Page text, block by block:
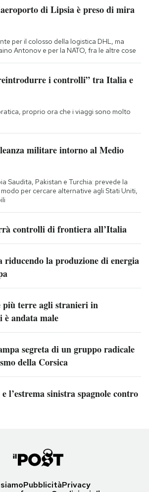
di Lipsia è preso di mira
per il colosso della logistica DHL, ma
Antonov e per la NATO, fra le altre cose
i controlli” tra Italia e
proprio ora che i viaggi sono molto
militare intorno al Medio
Saudita, Pakistan e Turchia: prevede la
per cercare alternative agli Stati Uniti,
controlli di frontiera all’Italia
la produzione di energia
più terre agli stranieri in
andata male
segreta di un gruppo radicale
della Corsica
l’estrema sinistra spagnole contro
PubblicitàPrivacy